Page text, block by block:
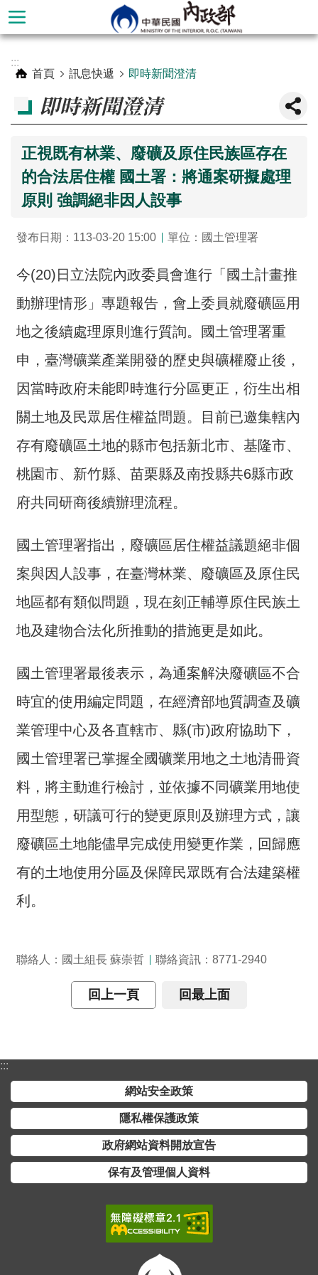
跳到主要內容區塊
階
部
介
主
題
政
策
訊
快
遞
題
務
互
動
交
首
頁
網
導
覽
民
信
箱
詞
電
報
:::
首頁
訊息快遞 即時新聞澄清
即時新聞澄清
正視既有林業、廢礦及原住民族區存在
的合法居住權 國土署：將通案研擬處理
原則 強調絕非因人設事
發布日期：113-03-20 15:00 單位：國土管理署
今(20)日立法院內政委員會進行「國土計畫推
動辦理情形」專題報告，會上委員就廢礦區用
地之後續處理原則進行質詢。國土管理署重
申，臺灣礦業產業開發的歷史與礦權廢止後，
因當時政府未能即時進行分區更正，衍生出相
關土地及民眾居住權益問題。目前已邀集轄內
存有廢礦區土地的縣市包括新北市、基隆市、
桃園市、新竹縣、苗栗縣及南投縣共6縣市政
府共同研商後續辦理流程。
國土管理署指出，廢礦區居住權益議題絕非個
案與因人設事，在臺灣林業、廢礦區及原住民
地區都有類似問題，現在刻正輔導原住民族土
地及建物合法化所推動的措施更是如此。
國土管理署最後表示，為通案解決廢礦區不合
時宜的使用編定問題，在經濟部地質調查及礦
業管理中心及各直轄市、縣(市)政府協助下，
國土管理署已掌握全國礦業用地之土地清冊資
料，將主動進行檢討，並依據不同礦業用地使
用型態，研議可行的變更原則及辦理方式，讓
廢礦區土地能儘早完成使用變更作業，回歸應
有的土地使用分區及保障民眾既有合法建築權
利。
聯絡人：國土組長 蘇崇哲 聯絡資訊：8771-2940
回上一頁 回最上面
:::
網站安全政策
隱私權保護政策
政府網站資料開放宣告
保有及管理個人資料